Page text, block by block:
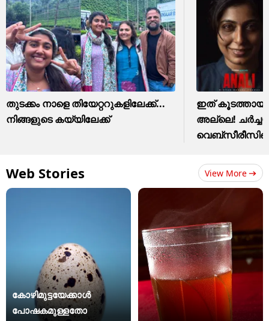
തുടക്കം നാളെ തിയേറ്ററുകളിലേക്ക്...
നിങ്ങളുടെ കയ്യിലേക്ക്
ഇത് കൂടത്തായി
അല്ലെ!
Web Stories View More
കോഴിമുട്ടയേക്കാൾ
പോഷകമുള്ളതോ